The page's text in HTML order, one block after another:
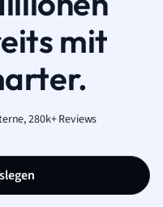
mit
280k+ Reviews